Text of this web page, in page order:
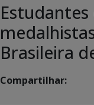
Estudantes
Brasileira
Compartilhar: